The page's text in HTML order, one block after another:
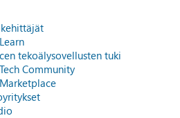
tekoälysovellusten tuki
Community